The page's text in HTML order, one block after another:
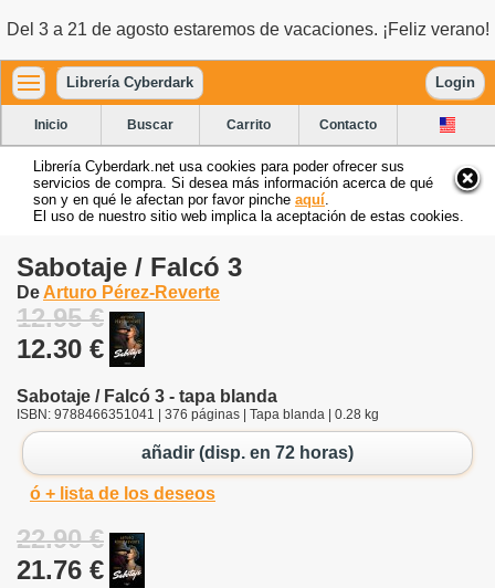
Del 3 a 21 de agosto estaremos de vacaciones. ¡Feliz verano!
Librería Cyberdark Login
Inicio Buscar Carrito Contacto
Librería Cyberdark.net usa cookies para poder ofrecer sus
servicios de compra. Si desea más información acerca de qué
son y en qué le afectan por favor pinche aquí
El uso de nuestro sitio web implica la aceptación de estas cookies.
Sabotaje / Falcó 3
De Arturo Pérez-Reverte
12.95 €
12.30 €
Sabotaje / Falcó 3 - tapa blanda
ISBN: 9788466351041 | 376 páginas | Tapa blanda | 0.28 kg
añadir (disp. en 72 horas)
ó + lista de los deseos
22.90 €
21.76 €